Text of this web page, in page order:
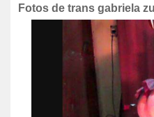
Fotos de trans gabriela